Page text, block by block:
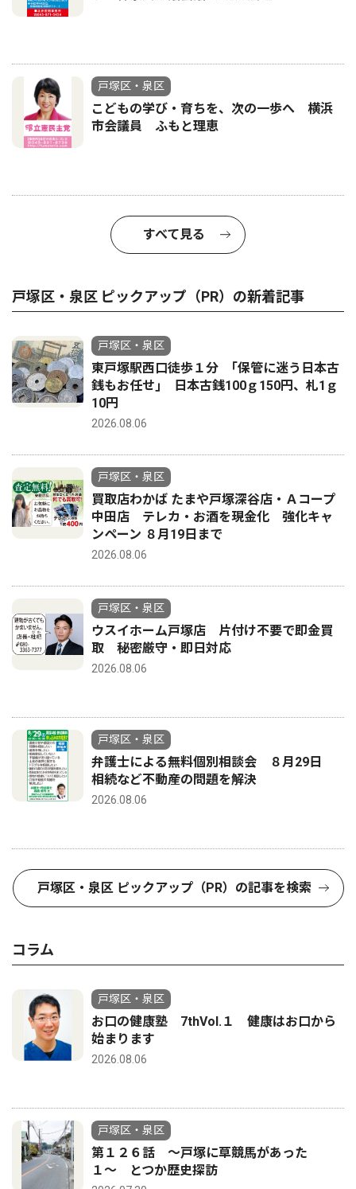
戸塚区・泉区
こどもの学び・育ちを、次の一歩へ 横浜
市会議員 ふもと理恵
すべて見る
戸塚区・泉区 ピックアップ（PR）の新着記事
戸塚区・泉区
東戸塚駅西口徒歩１分 ｢保管に迷う日本古
銭もお任せ｣ 日本古銭100ｇ150円、札1ｇ
10円
2026.08.06
戸塚区・泉区
買取店わかば たまや戸塚深谷店・Ａコープ
中田店 テレカ・お酒を現金化 強化キャ
ンペーン ８月19日まで
2026.08.06
戸塚区・泉区
ウスイホーム戸塚店 片付け不要で即金買
取 秘密厳守・即日対応
2026.08.06
戸塚区・泉区
弁護士による無料個別相談会 ８月29日
相続など不動産の問題を解決
2026.08.06
戸塚区・泉区 ピックアップ（PR）の記事を検索
コラム
戸塚区・泉区
お口の健康塾 7thVol.１ 健康はお口から
始まります
2026.08.06
戸塚区・泉区
第１２６話 〜戸塚に草競馬があった
１〜 とつか歴史探訪